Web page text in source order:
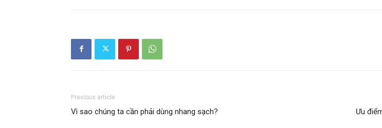
Previous article
Vì sao chúng ta cần phải dùng nhang sạch? Ưu